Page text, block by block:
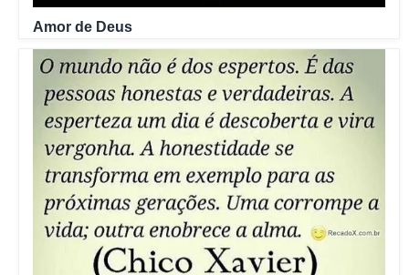
Amor de Deus